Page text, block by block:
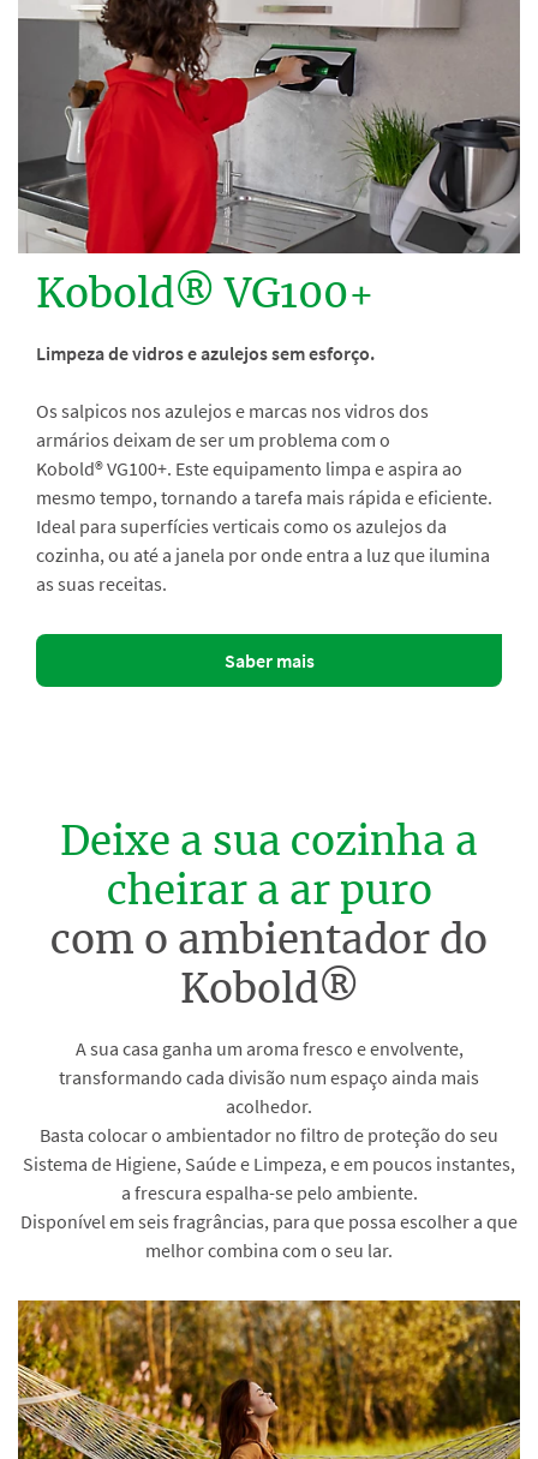
Kobold® VG100+
Limpeza de vidros e azulejos sem esforço.
Os salpicos nos azulejos e marcas nos vidros dos
armários deixam de ser um problema com o
Kobold® VG100+. Este equipamento limpa e aspira ao
mesmo tempo, tornando a tarefa mais rápida e eficiente.
Ideal para superfícies verticais como os azulejos da
cozinha, ou até a janela por onde entra a luz que ilumina
as suas receitas.
Saber mais
Deixe a sua cozinha a
cheirar a ar puro
com o ambientador do
Kobold®
A sua casa ganha um aroma fresco e envolvente,
transformando cada divisão num espaço ainda mais
acolhedor.
Basta colocar o ambientador no filtro de proteção do seu
Sistema de Higiene, Saúde e Limpeza, e em poucos instantes,
a frescura espalha-se pelo ambiente.
Disponível em seis fragrâncias, para que possa escolher a que
melhor combina com o seu lar.